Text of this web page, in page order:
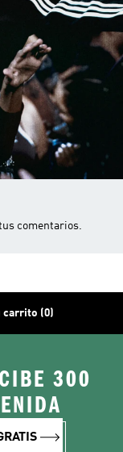
comentarios.
carrito (0)
300